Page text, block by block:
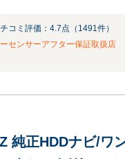
コミ評価： 4.7点（ 1491件）
センサーアフター保証取扱店
純正HDDナビ/ワ